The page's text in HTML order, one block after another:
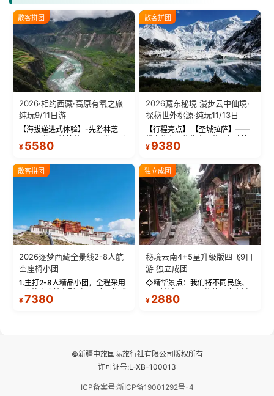
散客拼团
2026·相约西藏·高原有氧之旅
纯玩9/11日游
【海拔递进式体验】-先游林芝
(2900米)再访拉萨(3650米)，亲
测 99%游客零高反 。 【贴心保
反根本不是事儿 ！ 【无人机航
拍】-雪山/圣湖/...
¥ 5580
散客拼团
2026藏东秘境 漫步云中仙境·
探秘世外桃源·纯玩11/13日
【行程亮点】 【圣城拉萨】——
带上信心与信仰去西藏，行吟拉
萨，感受这座城与生俱来的与众
城堡寺院于一体的宏伟建筑，是
西藏最完整的古代...
¥ 9380
散客拼团
2026逐梦西藏全景线2-8人航
空座椅小团
1.主打2-8人精品小团，全程采用
9座航空座椅车型（360度环抱式
座舱），提供VIP级别的舒适出行
¥7380
独立成团
秘境云南4+5星升级版四飞9日
游 独立成团
◇精华景点：我们将不同民族、
不同地域、不同风格的三座古城
—【大理古城、丽江古城、香格
¥ 2880
©新疆中旅国际旅行社有限公司版权所有
许可证号:L-XB-100013
ICP备案号:新ICP备19001292号-4